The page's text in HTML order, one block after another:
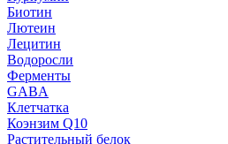
Биотин
Лютеин
Лецитин
Водоросли
Ферменты
GABA
Клетчатка
Коэнзим Q10
Растительный белок